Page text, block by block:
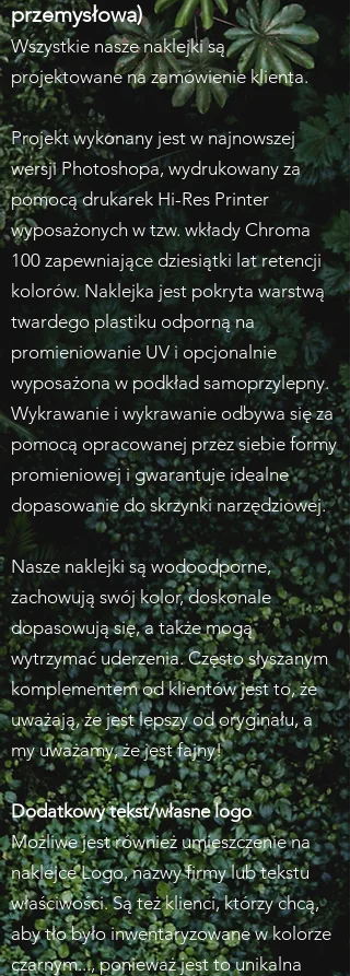
przemysłowa)
Wszystkie nasze naklejki są
projektowane na zamówienie klienta.
Projekt wykonany jest w najnowszej
wersji Photoshopa, wydrukowany za
pomocą drukarek Hi-Res Printer
wyposażonych w tzw. wkłady Chroma
100 zapewniające dziesiątki lat retencji
kolorów. Naklejka jest pokryta warstwą
twardego plastiku odporną na
promieniowanie UV i opcjonalnie
wyposażona w podkład samoprzylepny.
Wykrawanie i wykrawanie odbywa się za
pomocą opracowanej przez siebie formy
promieniowej i gwarantuje idealne
dopasowanie do skrzynki narzędziowej.
Nasze naklejki są wodoodporne,
zachowują swój kolor, doskonale
dopasowują się, a także mogą
wytrzymać uderzenia. Często słyszanym
komplementem od klientów jest to, że
uważają, że jest lepszy od oryginału, a
my uważamy, że jest fajny!
Dodatkowy tekst/własne logo
Możliwe jest również umieszczenie na
naklejce Logo, nazwy firmy lub tekstu
właściwości. Są też klienci, którzy chcą,
aby tło było inwentaryzowane w kolorze
czarnym..., ponieważ jest to unikalna